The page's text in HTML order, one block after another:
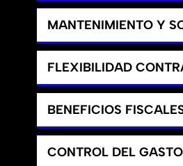
MANTENIMIENTO Y
FLEXIBILIDAD
BENEFICIOS
CONTROL DEL GASTO